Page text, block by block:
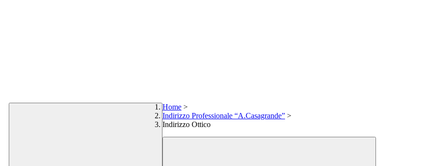
Home >
Indirizzo Professionale “A.Casagrande” >
Indirizzo Ottico